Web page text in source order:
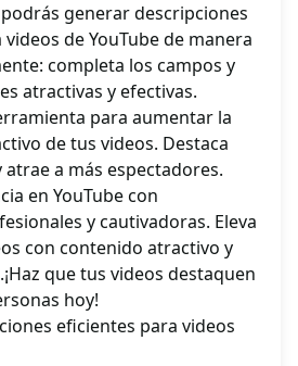
generar descripciones
de YouTube de manera
completa los campos y
atractivas y efectivas.
para aumentar la
de tus videos. Destaca
a más espectadores.
en YouTube con
y cautivadoras. Eleva
con contenido atractivo y
que tus videos destaquen
hoy!
eficientes para videos